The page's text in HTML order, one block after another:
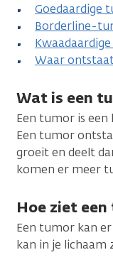
Goedaardige
Borderline-
Waar
Wat is een
Een tumor is een
Een tumor
groeit en deelt
komen er meer
Hoe ziet
Een tumor kan
kan in je lichaam